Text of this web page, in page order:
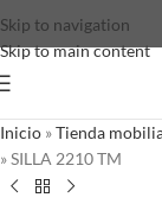
Skip to navigation
Skip to main content
Inicio »Tienda
»SILLA 2210 TM